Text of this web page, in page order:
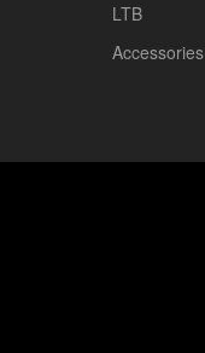
LTB
Accessories